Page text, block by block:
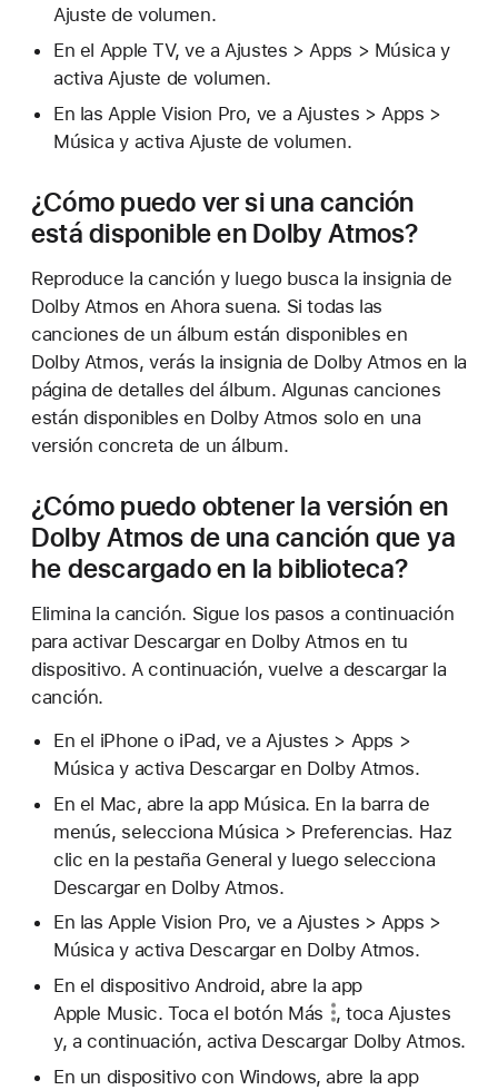
Ajuste de volumen.
En el Apple TV, ve a Ajustes > Apps > Música y
activa Ajuste de volumen.
En las Apple Vision Pro, ve a Ajustes > Apps >
Música y activa Ajuste de volumen.
¿Cómo puedo ver si una canción
está disponible en Dolby Atmos?
Reproduce la canción y luego busca la insignia de
Dolby Atmos en Ahora suena. Si todas las
canciones de un álbum están disponibles en
Dolby Atmos, verás la insignia de Dolby Atmos en la
página de detalles del álbum. Algunas canciones
están disponibles en Dolby Atmos solo en una
versión concreta de un álbum.
¿Cómo puedo obtener la versión en
Dolby Atmos de una canción que ya
he descargado en la biblioteca?
Elimina la canción. Sigue los pasos a continuación
para activar Descargar en Dolby Atmos en tu
dispositivo. A continuación, vuelve a descargar la
canción.
En el iPhone o iPad, ve a Ajustes > Apps >
Música y activa Descargar en Dolby Atmos.
En el Mac, abre la app Música. En la barra de
menús, selecciona Música > Preferencias. Haz
clic en la pestaña General y luego selecciona
Descargar en Dolby Atmos.
En las Apple Vision Pro, ve a Ajustes > Apps >
Música y activa Descargar en Dolby Atmos.
En el dispositivo Android, abre la app
Apple Music. Tocael botón Más , toca Ajustes
y, a continuación, activa Descargar Dolby Atmos.
En un dispositivo con Windows, abre la app